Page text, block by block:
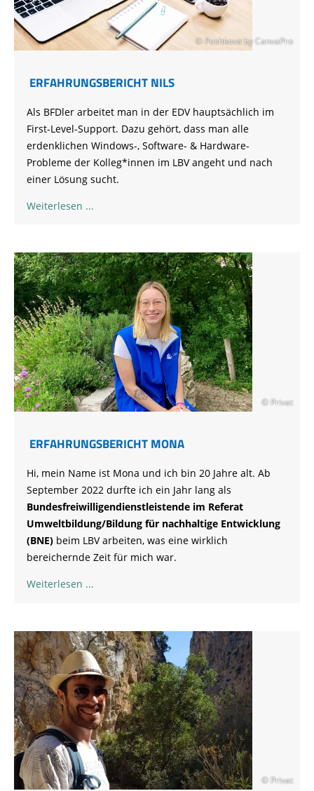
© Peshkova by CanvaPro
ERFAHRUNGSBERICHT NILS
Als BFDler arbeitet man in der EDV hauptsächlich im
First-Level-Support. Dazu gehört, dass man alle
erdenklichen Windows-, Software- & Hardware-
Probleme der Kolleg*innen im LBV angeht und nach
einer Lösung sucht.
Weiterlesen
© Privat
ERFAHRUNGSBERICHT MONA
Hi, mein Name ist Mona und ich bin 20 Jahre alt. Ab
September 2022 durfte ich ein Jahr lang als
Bundesfreiwilligendienstleistende im Referat
Umweltbildung/Bildung für nachhaltige Entwicklung
(BNE) beim LBV arbeiten, was eine wirklich
bereichernde Zeit für mich war.
Weiterlesen
© Privat